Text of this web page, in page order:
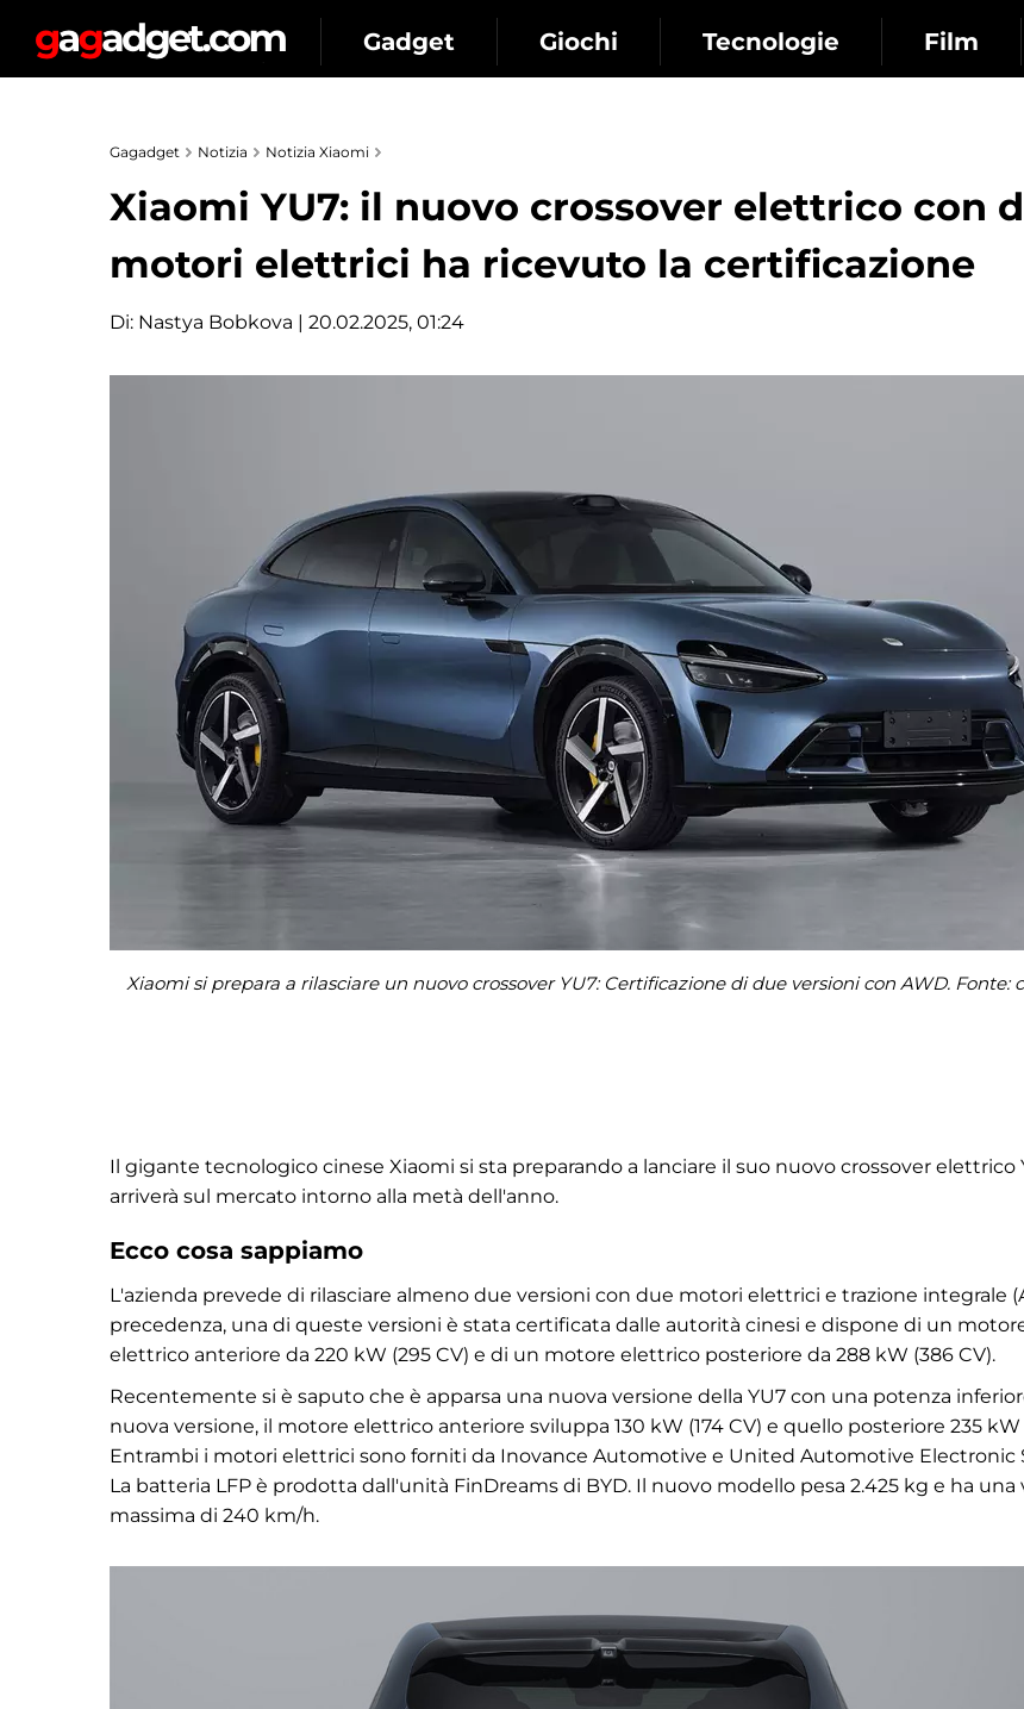
Gadget Giochi Tecnologie Film
Gagadget Notizia Notizia Xiaomi
Xiaomi YU7: il nuovo crossover elettrico con
motori elettrici ha ricevuto la certificazione
Di: Nastya Bobkova | 20.02.2025, 01:24
Xiaomi si prepara a rilasciare un nuovo crossover YU7: Certificazione di due versioni con AWD. Fonte:
Il gigante tecnologico cinese Xiaomi si sta preparando a lanciare il suo nuovo crossover elettrico
arriverà sul mercato intorno alla metà dell'anno.
Ecco cosa sappiamo
L'azienda prevede di rilasciare almeno due versioni con due motori elettrici e trazione integrale
precedenza, una di queste versioni è stata certificata dalle autorità cinesi e dispone di un
elettrico anteriore da 220 kW (295 CV) e di un motore elettrico posteriore da 288 kW (386 CV).
Recentemente si è saputo che è apparsa una nuova versione della YU7 con una potenza
nuova versione, il motore elettrico anteriore sviluppa 130 kW (174 CV) e quello posteriore 235 kW
Entrambi i motori elettrici sono forniti da Inovance Automotive e United Automotive Electronic
La batteria LFP è prodotta dall'unità FinDreams di BYD. Il nuovo modello pesa 2.425 kg e ha una
massima di 240 km/h.